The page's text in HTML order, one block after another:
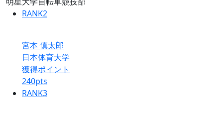
RANK2
宮本 慎太郎
日本体育大学
獲得ポイント
240pts
RANK3